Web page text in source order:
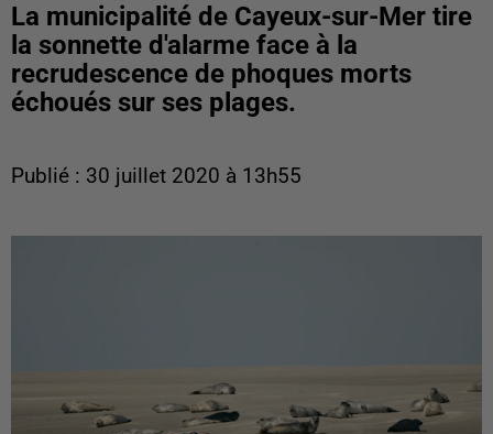
La municipalité de Cayeux-sur-Mer tire
la sonnette d'alarme face à la
recrudescence de phoques morts
échoués sur ses plages.
Publié : 30 juillet 2020 à 13h55